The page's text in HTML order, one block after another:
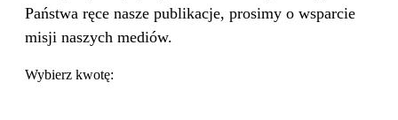
Państwa ręce nasze publikacje, prosimy o wsparcie
misji naszych mediów.
Wybierz kwotę: